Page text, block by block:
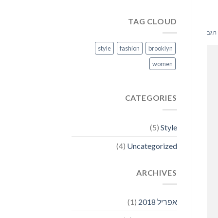
הגב
TAG CLOUD
brooklyn
fashion
style
women
CATEGORIES
Style
(5)
Uncategorized
(4)
ARCHIVES
אפריל 2018
(1)